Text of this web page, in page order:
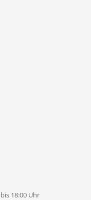
18:00 Uhr